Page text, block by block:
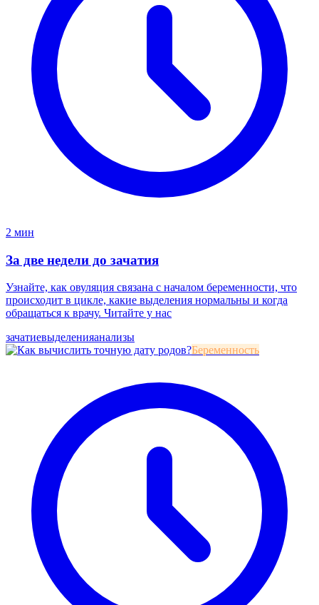
2 мин
За две недели до зачатия
Узнайте, как овуляция связана с началом беременности, что
происходит в цикле, какие выделения нормальны и когда
обращаться к врачу. Читайте у нас
зачатиевыделенияанализы
Беременность